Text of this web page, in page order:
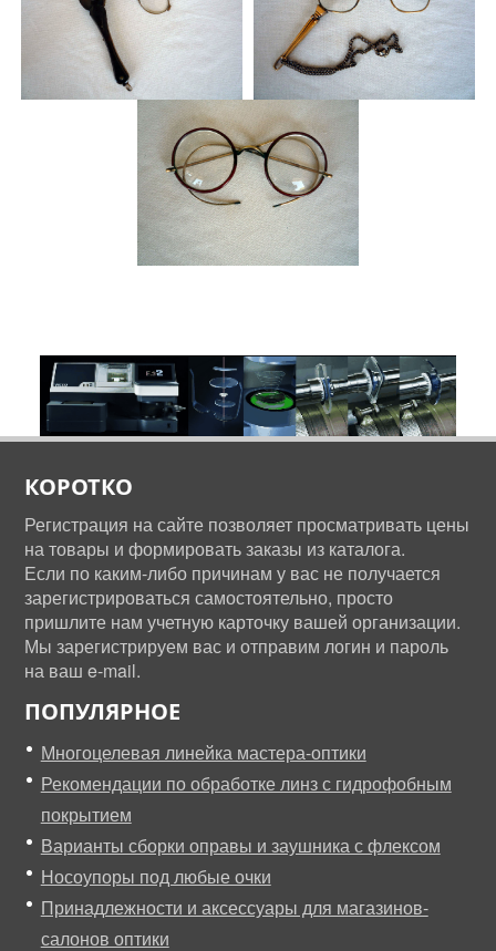
КОРОТКО
Регистрация на сайте позволяет просматривать цены
на товары и формировать заказы из каталога.
Если по каким-либо причинам у вас не получается
зарегистрироваться самостоятельно, просто
пришлите нам учетную карточку вашей организации.
Мы зарегистрируем вас и отправим логин и пароль
на ваш e-mail.
ПОПУЛЯРНОЕ
Многоцелевая линейка мастера-оптики
Рекомендации по обработке линз с гидрофобным
покрытием
Варианты сборки оправы и заушника с флексом
Носоупоры под любые очки
Принадлежности и аксессуары для магазинов-
салонов оптики